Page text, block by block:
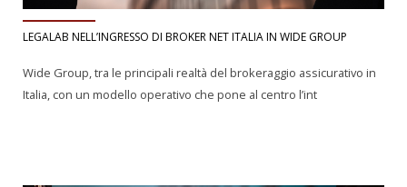
LEGALAB NELL’INGRESSO DI BROKER NET ITALIA IN WIDE GROUP
Wide Group, tra le principali realtà del brokeraggio assicurativo in
Italia, con un modello operativo che pone al centro l’int